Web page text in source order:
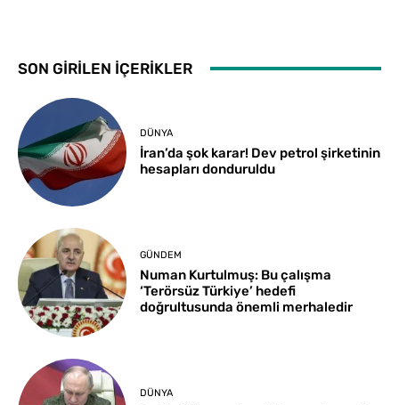
SON GİRİLEN İÇERİKLER
DÜNYA
İran’da şok karar! Dev petrol şirketinin
hesapları donduruldu
GÜNDEM
Numan Kurtulmuş: Bu çalışma
‘Terörsüz Türkiye’ hedefi
doğrultusunda önemli merhaledir
DÜNYA